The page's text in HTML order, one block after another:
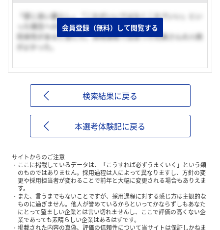
「感じ良い暮らし」「これがいいではなくこれでいい」とい
った理念への共感。
将来性があると感じた。採用過程で出会った社員さんの人柄
がよかった。
会員登録（無料）して閲覧する
検索結果に戻る
本選考体験記に戻る
サイトからのご注意
ここに掲載しているデータは、「こうすれば必ずうまくいく」という類
のものではありません。採用過程は人によって異なりますし、方針の変
更や採用担当者が変わることで前年と大幅に変更される場合もありえま
す。
また、言うまでもないことですが、採用過程に対する感じ方は主観的な
ものに過ぎません。他人が誉めているからといってかならずしもあなた
にとって望ましい企業とは言い切れませんし、ここで評価の高くない企
業であっても素晴らしい企業はあるはずです。
掲載された内容の真偽、評価の信頼性について当サイトは保証しかねま